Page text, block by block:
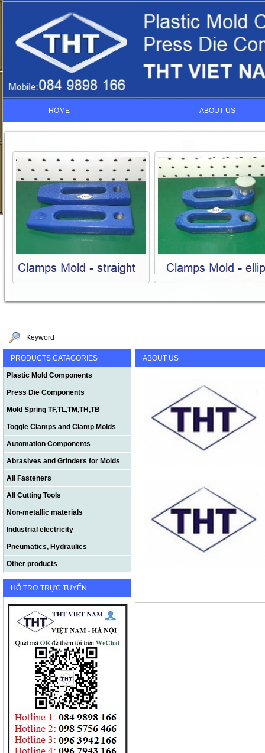
HOME ABOUT US
PRODUCTS CATAGORIES
Plastic Mold Components
Press Die Components
Mold Spring TF,TL,TM,TH,TB
Toggle Clamps and Clamp Molds
Automation Components
Abrasives and Grinders for Molds
All Fasteners
All Cutting Tools
Non-metallic materials
Industrial electricity
Pneumatics, Hydraulics
Other products
HỖ TRỢ TRỰC TUYẾN
ABOUT US